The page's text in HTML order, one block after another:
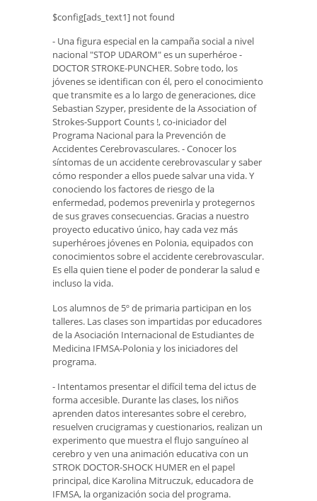
$config[ads_text1] not found
- Una figura especial en la campaña social a nivel
nacional "STOP UDAROM" es un superhéroe -
DOCTOR STROKE-PUNCHER. Sobre todo, los
jóvenes se identifican con él, pero el conocimiento
que transmite es a lo largo de generaciones, dice
Sebastian Szyper, presidente de la Association of
Strokes-Support Counts !, co-iniciador del
Programa Nacional para la Prevención de
Accidentes Cerebrovasculares. - Conocer los
síntomas de un accidente cerebrovascular y saber
cómo responder a ellos puede salvar una vida. Y
conociendo los factores de riesgo de la
enfermedad, podemos prevenirla y protegernos
de sus graves consecuencias. Gracias a nuestro
proyecto educativo único, hay cada vez más
superhéroes jóvenes en Polonia, equipados con
conocimientos sobre el accidente cerebrovascular.
Es ella quien tiene el poder de ponderar la salud e
incluso la vida.
Los alumnos de 5º de primaria participan en los
talleres. Las clases son impartidas por educadores
de la Asociación Internacional de Estudiantes de
Medicina IFMSA-Polonia y los iniciadores del
programa.
- Intentamos presentar el difícil tema del ictus de
forma accesible. Durante las clases, los niños
aprenden datos interesantes sobre el cerebro,
resuelven crucigramas y cuestionarios, realizan un
experimento que muestra el flujo sanguíneo al
cerebro y ven una animación educativa con un
STROK DOCTOR-SHOCK HUMER en el papel
principal, dice Karolina Mitruczuk, educadora de
IFMSA, la organización socia del programa.